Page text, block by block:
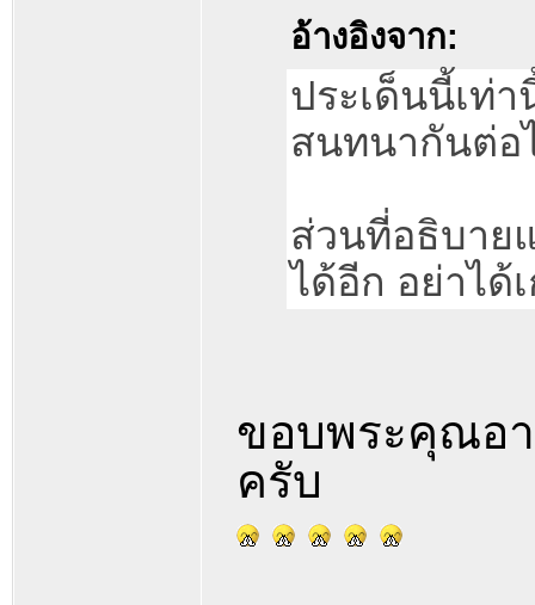
อ้างอิงจาก:
ประเด็นนี้เท่
สนทนากันต่อ
ส่วนที่อธิบาย
ได้อีก อย่าได้
ขอบพระคุณอ
ครับ